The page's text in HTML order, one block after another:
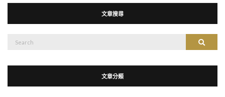
文章搜尋
搜尋
文章分類